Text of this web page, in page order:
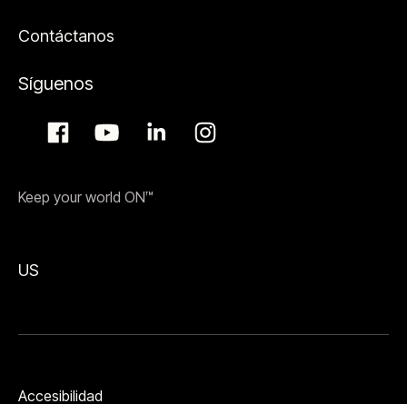
Contáctanos
Síguenos
Keep your world ON™
US
Accesibilidad